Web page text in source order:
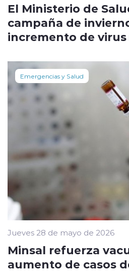
El Ministerio de
campaña de
incremento de
Emergencias y Salud
Jueves 28 de mayo de 2026
Minsal refuerza
aumento de casos